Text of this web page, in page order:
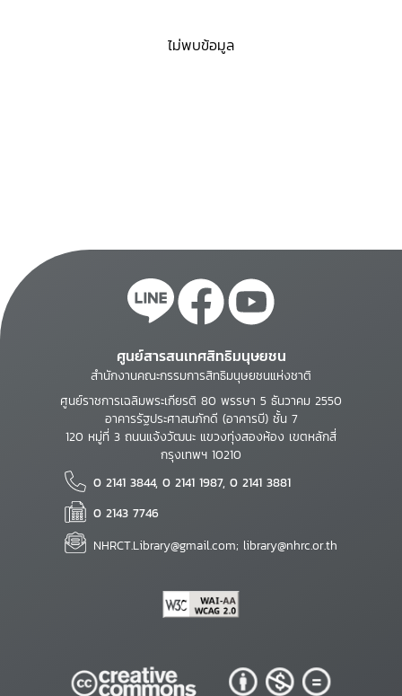
ไม่พบข้อมูล
ศูนย์สารสนเทศสิทธิมนุษยชน
สำนักงานคณะกรรมการสิทธิมนุษยชนแห่งชาติ
ศูนย์ราชการเฉลิมพระเกียรติ 80 พรรษา 5 ธันวาคม 2550
อาคารรัฐประศาสนภักดี (อาคารบี) ชั้น 7
120 หมู่ที่ 3 ถนนแจ้งวัฒนะ แขวงทุ่งสองห้อง เขตหลักสี่
กรุงเทพฯ 10210
0 2141 3844, 0 2141 1987, 0 2141 3881
0 2143 7746
NHRCT.Library@gmail.com; library@nhrc.or.th